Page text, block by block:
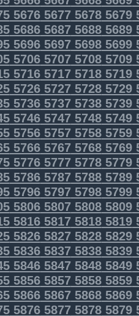
5676567756785679
5686568756885689
5696569756985699
5706570757085709
5716571757185719
5726572757285729
5736573757385739
5746574757485749
5756575757585759
5766576757685769
5776577757785779
5786578757885789
5796579757985799
5806580758085809
5816581758185819
5826582758285829
5836583758385839
5846584758485849
5856585758585859
5866586758685869
5876587758785879